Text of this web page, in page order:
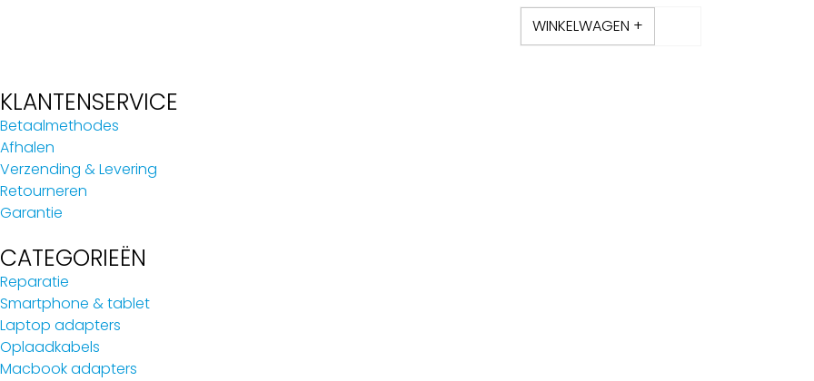
WINKELWAGEN +
KLANTENSERVICE
Betaalmethodes
Afhalen
Verzending & Levering
Retourneren
Garantie
CATEGORIEËN
Reparatie
Smartphone & tablet
Laptop adapters
Oplaadkabels
Macbook adapters